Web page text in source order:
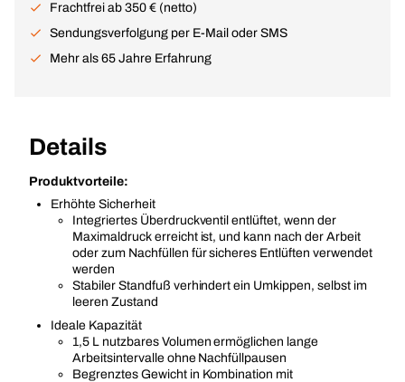
Frachtfrei ab 350 € (netto)
Sendungsverfolgung per E-Mail oder SMS
Mehr als 65 Jahre Erfahrung
Details
Produktvorteile:
Erhöhte Sicherheit
Integriertes Überdruckventil entlüftet, wenn der
Maximaldruck erreicht ist, und kann nach der Arbeit
oder zum Nachfüllen für sicheres Entlüften verwendet
werden
Stabiler Standfuß verhindert ein Umkippen, selbst im
leeren Zustand
Ideale Kapazität
1,5 L nutzbares Volumen ermöglichen lange
Arbeitsintervalle ohne Nachfüllpausen
Begrenztes Gewicht in Kombination mit